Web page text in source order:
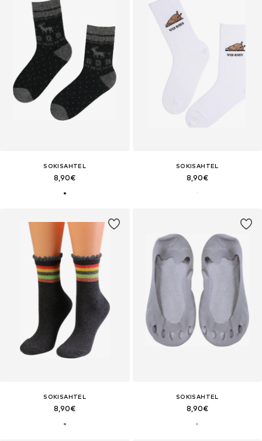
SOKISAHTEL
8,90€
SOKISAHTEL
8,90€
SOKISAHTEL
8,90€
SOKISAHTEL
8,90€